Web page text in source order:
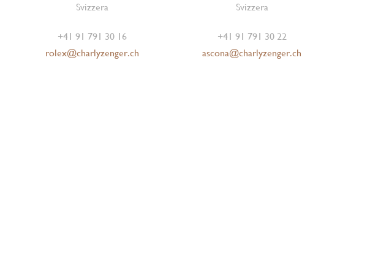
Svizzera
+41 91 791 30 16
rolex@charlyzenger.ch
Svizzera
+41 91 791 30 22
ascona@charlyzenger.ch